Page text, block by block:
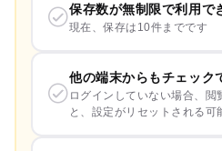
保存数が無制限で利用で
現在、保存は10件までです
他の端末からもチェック
ログインしていない場合、
と、設定がリセットされる可